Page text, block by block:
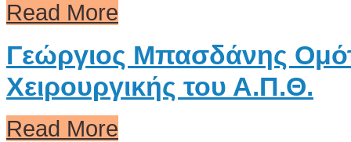
Read More
Γεώργιος Μπασδάνης
Χειρουργικής του Α.Π.Θ.
Read More